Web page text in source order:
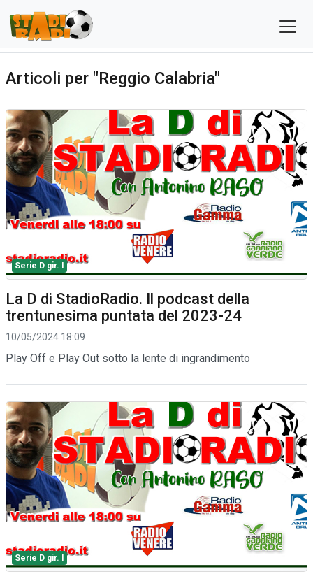
Articoli per "Reggio Calabria"
Serie D gir. I
La D di StadioRadio. Il podcast della
trentunesima puntata del 2023-24
10/05/2024 18:09
Play Off e Play Out sotto la lente di ingrandimento
Serie D gir. I